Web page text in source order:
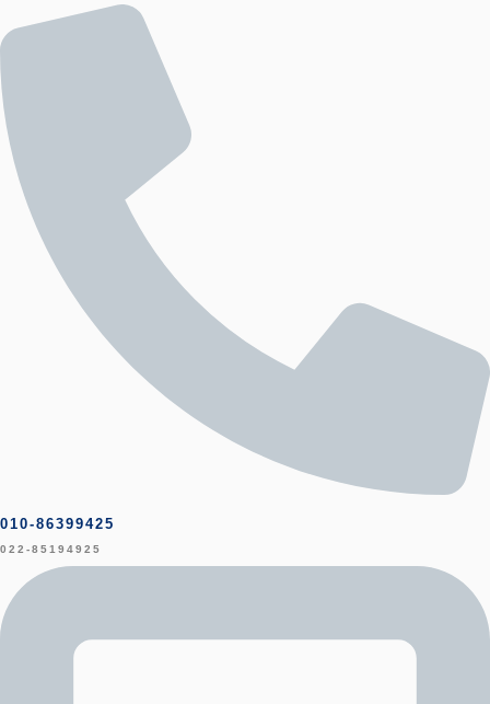
010-86399425
022-85194925